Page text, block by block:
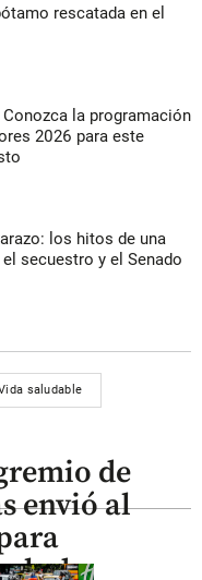
rescatada en el
la programación
2026 para este
los hitos de una
secuestro y el Senado
saludable
de
envió al